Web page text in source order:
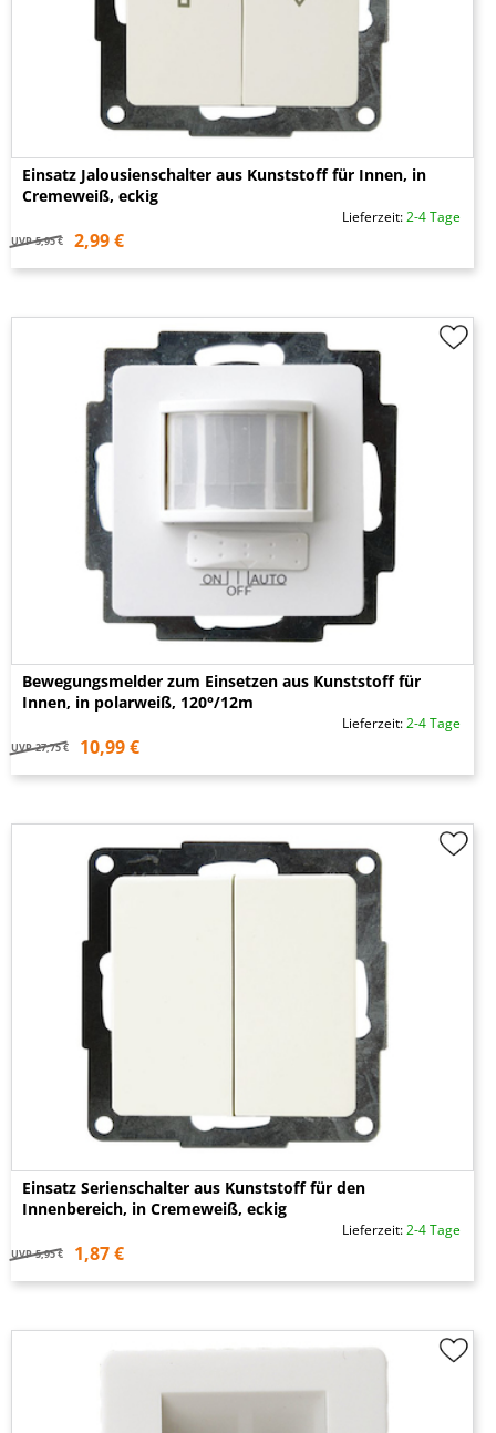
Einsatz Jalousienschalter aus Kunststoff für Innen, in
Cremeweiß, eckig
Lieferzeit:2-4 Tage
UVP 5,95 € 2,99 €
Bewegungsmelder zum Einsetzen aus Kunststoff für
Innen, in polarweiß, 120°/12m
Lieferzeit:2-4 Tage
UVP 27,75 € 10,99 €
Einsatz Serienschalter aus Kunststoff für den
Innenbereich, in Cremeweiß, eckig
Lieferzeit:2-4 Tage
UVP 5,95 € 1,87 €